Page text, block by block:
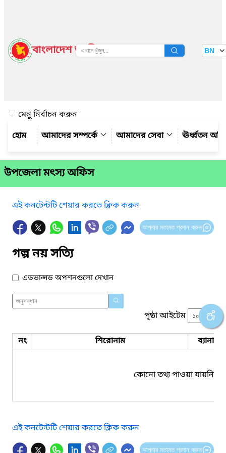
বাংলাদেশ জাতীয় তথ্য বাতায়ন BN
মেনু নির্বাচন করুন
আমাদের সম্পর্কে
আমাদের সেবা ঊর্ধ্বতন
উপজেলা মৎস্য অফিস
এই কনটেন্টটি শেয়ার করতে ক্লিক করুন
আপনার মতামত প্রদান করুন
গল্প নয় সত্যি
এডভান্সড অপশনগুলো দেখান
পৃষ্ঠা আইটেম
নং শিরোনাম ব্যানার
কোনো তথ্য পাওয়া যায়নি।
এই কনটেন্টটি শেয়ার করতে ক্লিক করুন
আপনার মতামত প্রদান করুন